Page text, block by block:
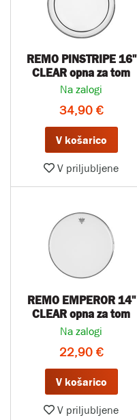
REMO PINSTRIPE 16''
CLEAR opna za tom
Na zalogi
34,90 €
V košarico
V priljubljene
REMO EMPEROR 14''
CLEAR opna za tom
Na zalogi
22,90 €
V košarico
V priljubljene